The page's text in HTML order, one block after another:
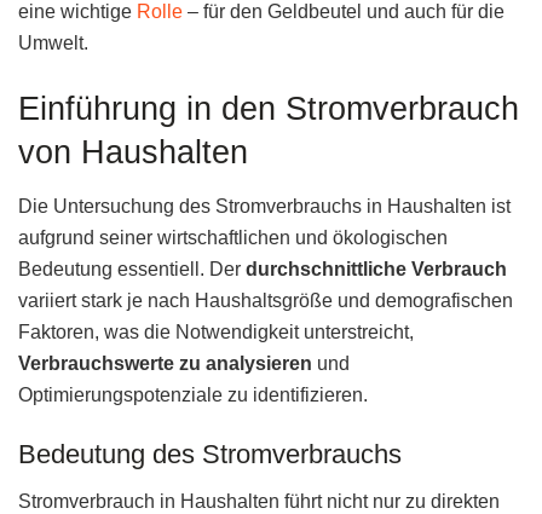
eine wichtige Rolle – für den Geldbeutel und auch für die
Umwelt.
Einführung in den Stromverbrauch
von Haushalten
Die Untersuchung des Stromverbrauchs in Haushalten ist
aufgrund seiner wirtschaftlichen und ökologischen
Bedeutung essentiell. Der durchschnittliche Verbrauch
variiert stark je nach Haushaltsgröße und demografischen
Faktoren, was die Notwendigkeit unterstreicht,
Verbrauchswerte zu analysieren und
Optimierungspotenziale zu identifizieren.
Bedeutung des Stromverbrauchs
Stromverbrauch in Haushalten führt nicht nur zu direkten